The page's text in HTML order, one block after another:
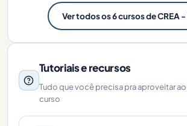
Ver todos os 6 cursos de CREA -
Tutoriais e recursos
Tudo que você precisa pra aproveitar
curso